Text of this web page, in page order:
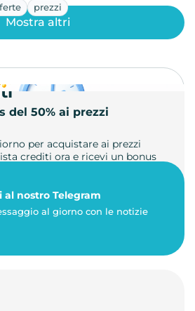
prezzi
del 50% ai prezzi
per acquistare ai prezzi
crediti ora e ricevi un bonus
Mostra altri
al nostro Telegram
al giorno con le notizie